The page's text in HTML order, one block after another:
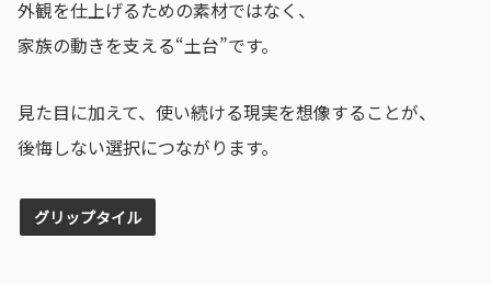
外観を仕上げるための素材ではなく、
家族の動きを支える“土台”です。
見た目に加えて、使い続ける現実を想像することが、
後悔しない選択につながります。
グリップタイル